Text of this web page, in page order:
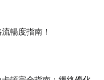
暢度指南！